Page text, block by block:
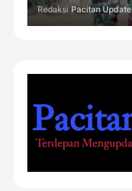
Redaksi Pacitan Update